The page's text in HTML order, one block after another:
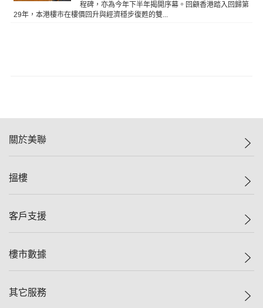
程碑，亦為今年下半年揭開序幕。回顧香港踏入回歸第
29年，本港樓市在樓價回升與經濟穩步復甦的雙...
關於美聯
美聯集團
人才招募
搵樓
一手新盤
減價
美聯豪宅
客戶支援
自助放盤
查詢熱線
樓市數據
樓價指數
其它服務